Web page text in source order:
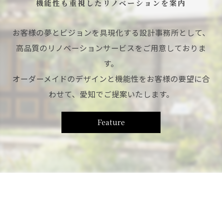
機能性も重視したリノベーションを案内
お客様の夢とビジョンを具現化する設計事務所として、
高品質のリノベーションサービスをご用意しておりま
す。
オーダーメイドのデザインと機能性をお客様の要望に合
わせて、愛知でご提案いたします。
Feature